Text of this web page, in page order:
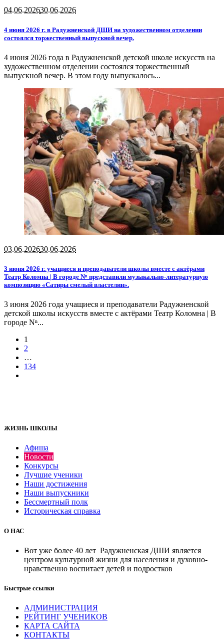
04.06.202630.06.2026
4 июня 2026 г. в Радужненской ДШИ на художественном отделении
состоялся торжественный выпускной вечер.
4 июня 2026 года в Радужненской детской школе искусств на
художественном отделении состоялся торжественный
выпускной вечер. В этом году выпускалось...
03.06.202630.06.2026
3 июня 2026 г. учащиеся и преподаватели школы вместе с актёрами
Театр Коломна | В городе Nⁿ представили музыкально-литературную
композицию «Сатиры смелый властелин».
3 июня 2026 года учащиеся и преподаватели Радужненской
детской школы искусств вместе с актёрами Театр Коломна | В
городе Nⁿ...
1
2
…
134
ЖИЗНЬ ШКОЛЫ
Афиша
Новости
Конкурсы
Лучшие ученики
Наши достижения
Наши выпускники
Бессмертный полк
Историческая справка
О НАС
Вот уже более 40 лет Радужненская ДШИ является
центром культурной жизни для населения и духовно-
нравственно воспитает детей и подростков
Быстрые ссылки
АДМИНИСТРАЦИЯ
РЕЙТИНГ УЧЕНИКОВ
КАРТА САЙТА
КОНТАКТЫ